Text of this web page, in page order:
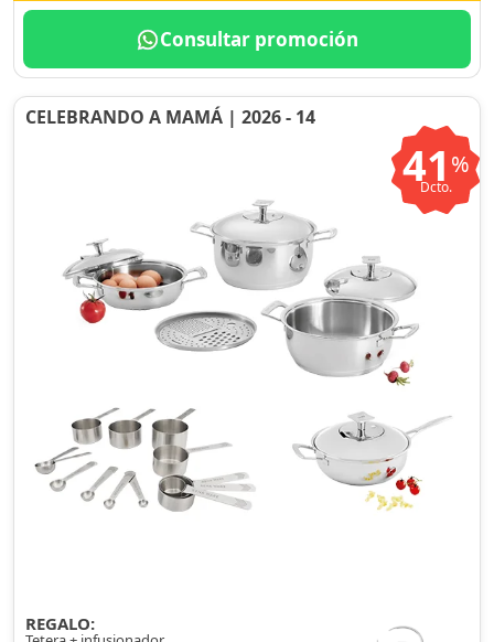
Consultar promoción
CELEBRANDO A MAMÁ | 2026 - 14
41 %
Dcto.
REGALO: